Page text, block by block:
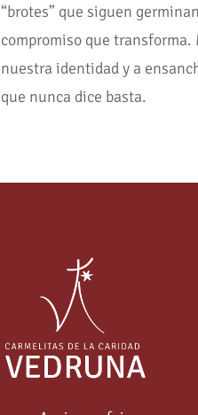
“brotes” que siguen
compromiso que
nuestra identidad y a
que nunca dice basta.